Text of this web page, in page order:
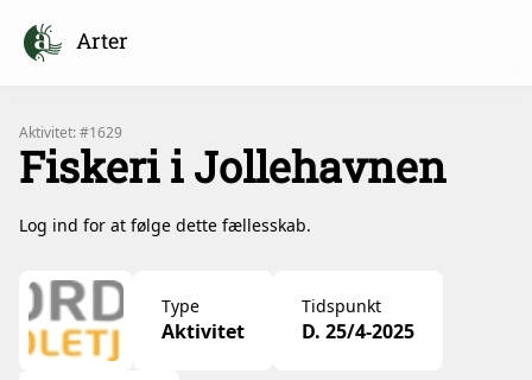
Arter
Aktivitet: #1629
Fiskeri i Jollehavnen
Log ind for at følge dette fællesskab.
Type
Aktivitet
Tidspunkt
D. 25/4-2025